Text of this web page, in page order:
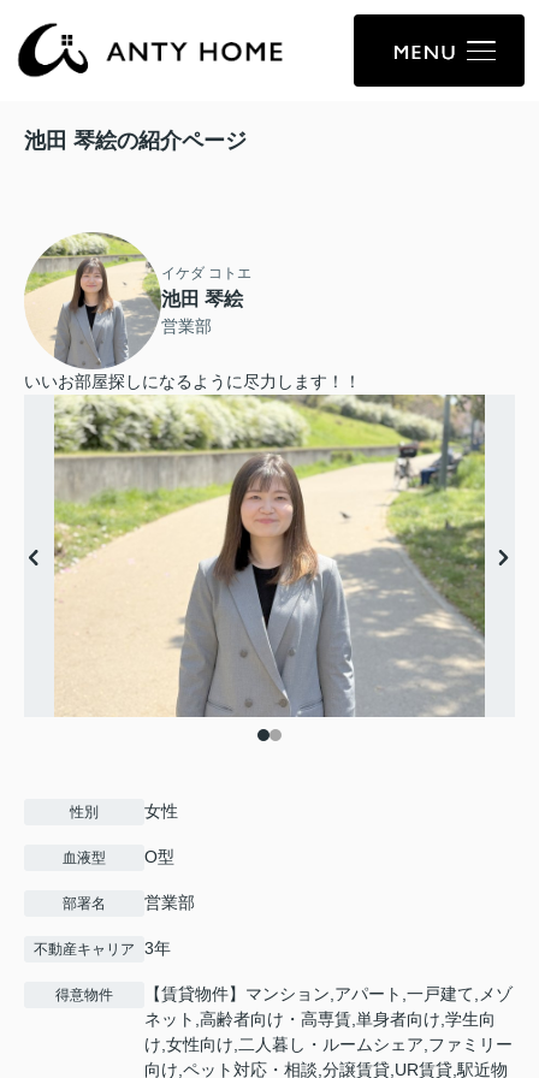
池田 琴絵の紹介ページ
イケダ コトエ
池田 琴絵
営業部
いいお部屋探しになるように尽力します！！
性別 女性
血液型 O型
部署名 営業部
不動産キャリア 3年
得意物件
【賃貸物件】マンション,アパート,一戸建て,メゾ
ネット,高齢者向け・高専賃,単身者向け,学生向
け,女性向け,二人暮し・ルームシェア,ファミリー
向け,ペット対応・相談,分譲賃貸,UR賃貸,駅近物